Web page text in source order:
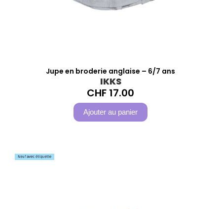
Jupe en broderie anglaise – 6/7 ans
IKKS
CHF 17.00
Ajouter au panier